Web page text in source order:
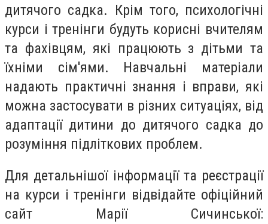
дитячого садка. Крім того, психологічні
курси і тренінги будуть корисні вчителям
та фахівцям, які працюють з дітьми та
їхніми сім'ями. Навчальні матеріали
надають практичні знання і вправи, які
можна застосувати в різних ситуаціях, від
адаптації дитини до дитячого садка до
розуміння підліткових проблем.
Для детальнішої інформації та реєстрації
на курси і тренінги відвідайте офіційний
сайт Марії Сичинської: